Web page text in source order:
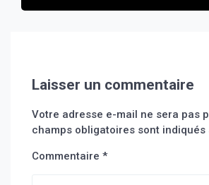
d’une ambulance.
Laisser un commentaire
Votre adresse e-mail ne sera pas
champs obligatoires sont indiqués
Commentaire *